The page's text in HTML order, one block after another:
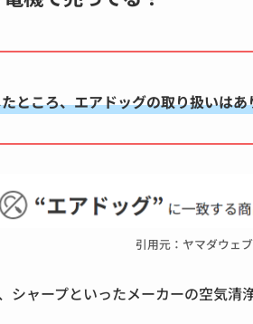
ところ、エアドッグの取り扱いは
引用元：ヤマダウェ
シャープといったメーカーの空気清